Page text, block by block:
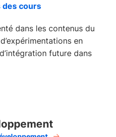
des cours
dans les contenus du
en
future dans